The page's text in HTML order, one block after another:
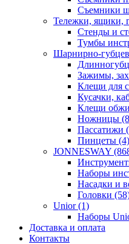
Съемники
Тележки, ящики,
Cтенды и
Тумбы
Шарнирно-
Зажимы,
Клещи для
Кусачки,
Клещи
Ножницы
Пассатижи
Пинцеты (4)
JONNESWAY
Наборы
Насадки и
Головки
Unior (1)
Наборы
Доставка и оплата
Контакты